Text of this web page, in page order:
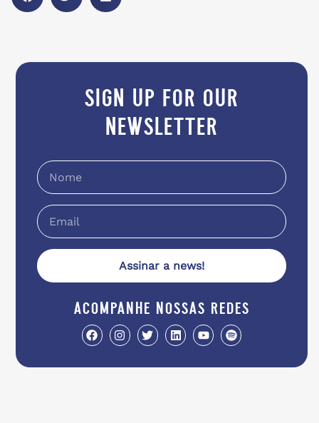
sign up for our
newsletter
Assinar a news!
acompanhe nossas redes